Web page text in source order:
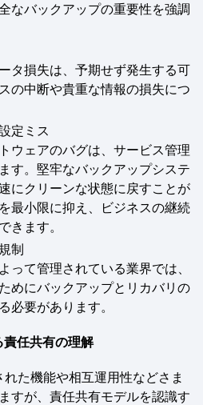
なバックアップの重要性を強調
タ損失は、予期せず発生する可
の中断や貴重な情報の損失につ
定ミス
ウェアのバグは、サービス管理
す。堅牢なバックアップシステ
にクリーンな状態に戻すことが
最小限に抑え、ビジネスの継続
きます。
制
って管理されている業界では、
めにバックアップとリカバリの
必要があります。
任共有の理解
た機能や相互運用性などさま
すが、責任共有モデルを認識す